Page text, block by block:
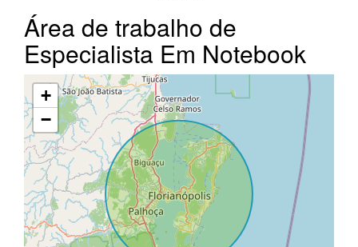
Área de trabalho de
Especialista Em Notebook
+
−